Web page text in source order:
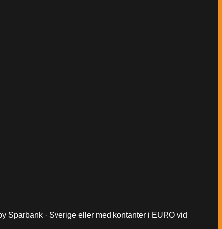
Sparbank · Sverige eller med kontanter i EURO vid